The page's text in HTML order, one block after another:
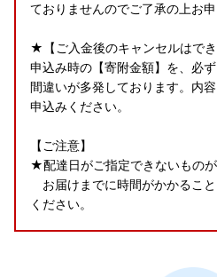
ておりませんのでご了承の上お申
★【ご入金後のキャンセルはで
申込み時の【寄附金額】を、必
間違いが多発しております。内
申込みください。
【ご注意】
★配達日がご指定できないものが
お届けまでに時間がかかるこ
ください。